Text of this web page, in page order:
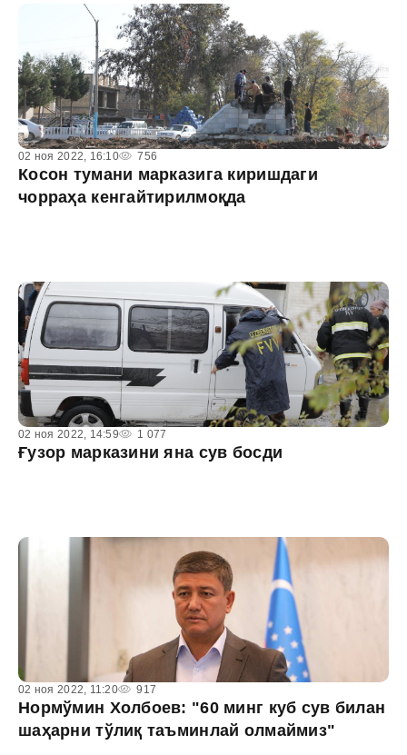
02 ноя 2022, 16:10 756
Косон тумани марказига киришдаги
чорраҳа кенгайтирилмоқда
02 ноя 2022, 14:59 1 077
Ғузор марказини яна сув босди
02 ноя 2022, 11:20 917
Нормўмин Холбоев: "60 минг куб сув билан
шаҳарни тўлиқ таъминлай олмаймиз"